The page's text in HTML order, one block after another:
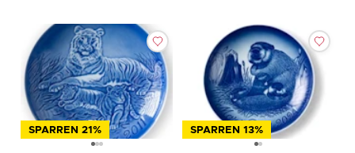
SPARREN 21% SPARREN 13%